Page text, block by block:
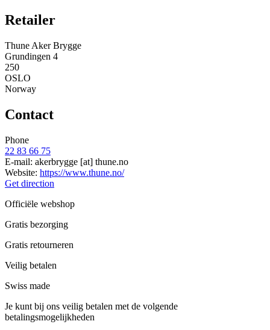
Retailer
Thune Aker Brygge
Grundingen 4
250
OSLO
Norway
Contact
Phone
22 83 66 75
E-mail: akerbrygge [at] thune.no
Website: https://www.thune.no/
Get direction
Officiële webshop
Gratis bezorging
Gratis retourneren
Veilig betalen
Swiss made
Je kunt bij ons veilig betalen met de volgende
betalingsmogelijkheden